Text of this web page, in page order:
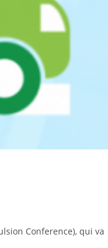
Conference), qui va